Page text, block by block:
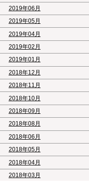
2019年06月
2019年05月
2019年04月
2019年02月
2019年01月
2018年12月
2018年11月
2018年10月
2018年09月
2018年08月
2018年06月
2018年05月
2018年04月
2018年03月